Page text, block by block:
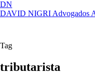
DN
DAVID NIGRI Advogados
Artigos, sentenças, áreas
Tag
tributarista